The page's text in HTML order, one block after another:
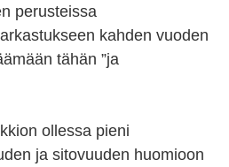
perusteissa
kahden vuoden
tähän ”ja
ollessa pieni
ja sitovuuden huomioon